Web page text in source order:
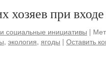
хозяев при
социальные инициативы |
, экология, ягоды | Оставить